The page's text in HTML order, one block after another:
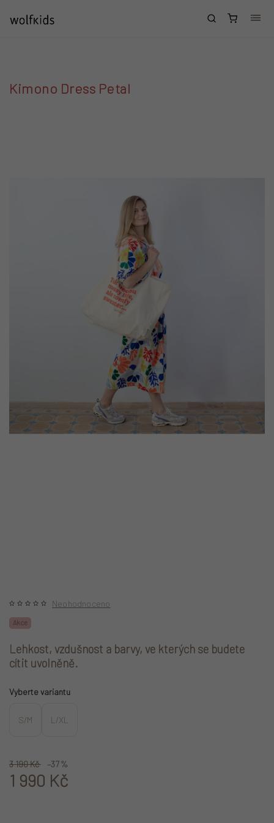
Nákupní
košík
Kimono Dress Petal
Akce
Neohodnoceno
Lehkost, vzdušnost a barvy, ve kterých se budete
cítit uvolněně.
Vyberte variantu
S/M L/XL
3 190 Kč –37 %
1 990 Kč